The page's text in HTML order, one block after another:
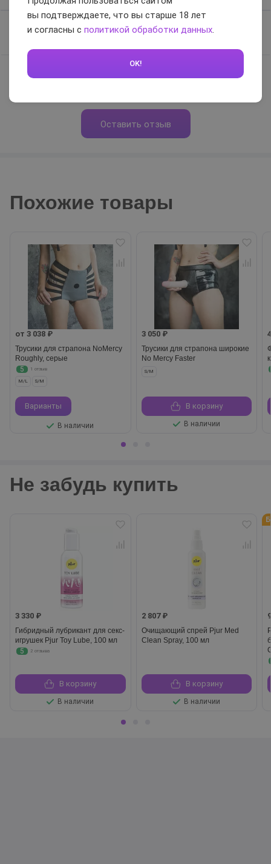
Отзывов нет, будьте первым
Оставить отзыв
Похожие товары
от 3 038 ₽
Трусики для страпона NoMercy
Roughly, серые
5
1 отзыв
M/L S/M
Варианты
В наличии
3 050 ₽
Трусики для страпона широкие
No Mercy Faster
S/M
В корзину
В наличии
Не забудь купить
3 330 ₽
Гибридный лубрикант для секс-
игрушек Pjur Toy Lube, 100 мл
5
2 отзыва
В корзину
В наличии
2 807 ₽
Очищающий спрей Pjur Med
Clean Spray, 100 мл
В корзину
В наличии
вы подтверждаете, что вы старше 18 лет
и согласны с политикой обработки данных.
OK!